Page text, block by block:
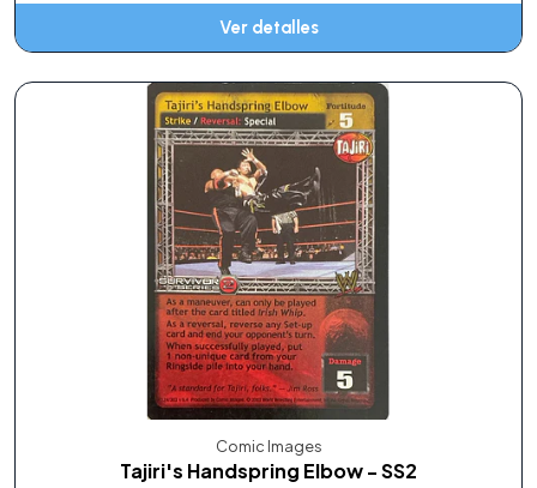
Ver detalles
Comic Images
Tajiri's Handspring Elbow - SS2